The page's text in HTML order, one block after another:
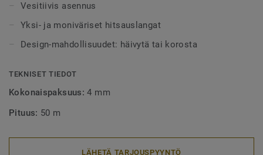
Vesitiivis asennus
Yksi- ja moniväriset hitsauslangat
Design-mahdollisuudet: häivytä tai korosta
TEKNISET TIEDOT
Kokonaispaksuus:4 mm
Pituus: 50 m
LÄHETÄ TARJOUSPYYNTÖ